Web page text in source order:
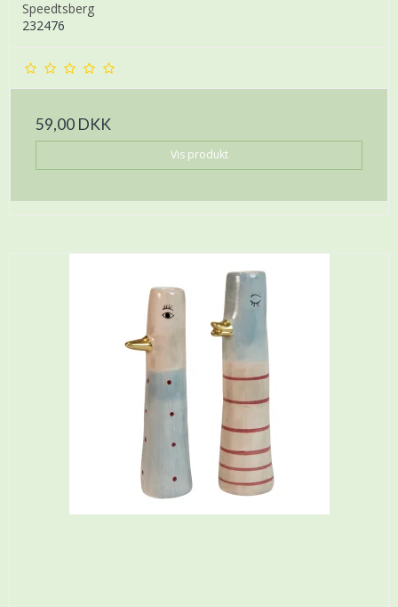
Speedtsberg
232476
59,00 DKK
Vis produkt